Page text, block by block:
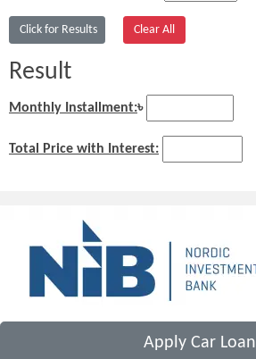
Result
Monthly Installment:৳
Total Price with Interest:
Apply Car Loan